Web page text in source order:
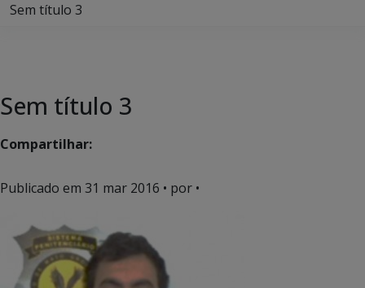
Sem título 3
Sem título 3
Compartilhar:
Publicado em 31 mar 2016 • por •